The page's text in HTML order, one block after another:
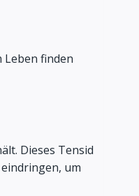
Leben finden
Dieses Tensid
um